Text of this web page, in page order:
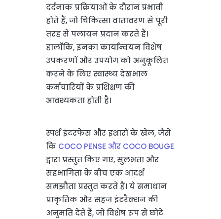
दर्दनाक प्रक्रियाओं के दौरान प्रभावी
होते हैं, जो चिकित्सा वातावरण से पूरी
तरह से पलायन प्रदान करते हैं।
हालाँकि, इनका कार्यान्वयन विशेष
उपकरणों और उपयोग को अनुकूलित
करने के लिए स्वास्थ्य देखभाल
कर्मचारियों के प्रशिक्षण की
आवश्यकता होती है।
स्पर्श इंटरफेस और इशारों के खेल, जैसे
कि COCO PENSE और COCO BOUGE
द्वारा प्रस्तुत किए गए, सुलभता और
सहभागिता के बीच एक आदर्श
समझौता प्रस्तुत करते हैं। ये समाधान
प्राकृतिक और सहज इंटरैक्शन की
अनुमति देते हैं, जो विशेष रूप से छोटे